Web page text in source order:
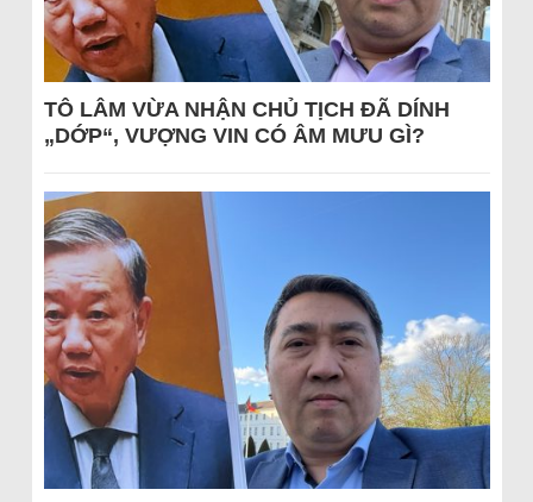
TÔ LÂM VỪA NHẬN CHỦ TỊCH ĐÃ DÍNH
„DỚP“, VƯỢNG VIN CÓ ÂM MƯU GÌ?